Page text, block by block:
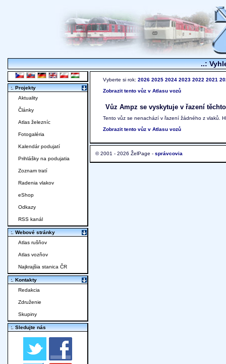
..:
Vyberte si rok: 2026 2025 2024 2023 2022 2021
Zobrazit tento vůz v Atlasu vozů
Vůz Ampz se vyskytuje v řazení
Tento vůz se nenachází v řazení žádného z vlaků.
Zobrazit tento vůz v Atlasu vozů
© 2001 - 2026 ŽelPage - správcovia
:. Projekty
Aktuality
Články
Atlas železníc
Fotogaléria
Kalendár podujatí
Prihlášky na podujatia
Zoznam tratí
Radenia vlakov
eShop
Odkazy
RSS kanál
:. Webové stránky
Atlas rušňov
Atlas vozňov
Najkrajšia stanica ČR
:. Kontakty
Redakcia
Združenie
Skupiny
:. Sledujte nás